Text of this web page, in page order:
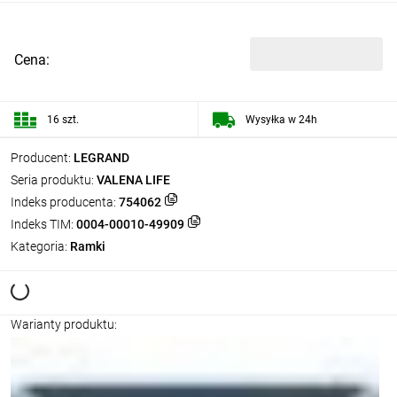
Producent: LEGRAND
Seria produktu: VALENA LIFE
Indeks producenta: 754062
Indeks TIM: 0004-00010-49909
Kategoria: Ramki
Warianty produktu:
Cena:
16 szt. Wysyłka w 24h